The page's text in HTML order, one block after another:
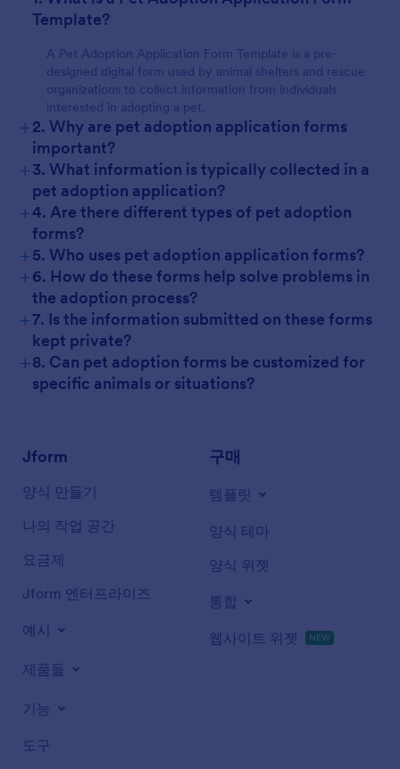
Template?
A Pet Adoption Application Form Template is a pre-
designed digital form used by animal shelters and rescue
organizations to collect information from individuals
interested in adopting a pet.
+2. Why are pet adoption application forms
important?
+3. What information is typically collected in a
pet adoption application?
+4. Are there different types of pet adoption
forms?
+5. Who uses pet adoption application forms?
+6. How do these forms help solve problems in
the adoption process?
+7. Is the information submitted on these forms
kept private?
+8. Can pet adoption forms be customized for
specific animals or situations?
Jform
양식 만들기
나의 작업 공간
요금제
Jform 엔터프라이즈
예시
제품들
기능
도구
구매
템플릿
양식 테마
양식 위젯
통합
웹사이트 위젯 NEW